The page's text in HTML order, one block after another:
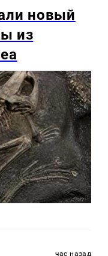
новый
из
час назад